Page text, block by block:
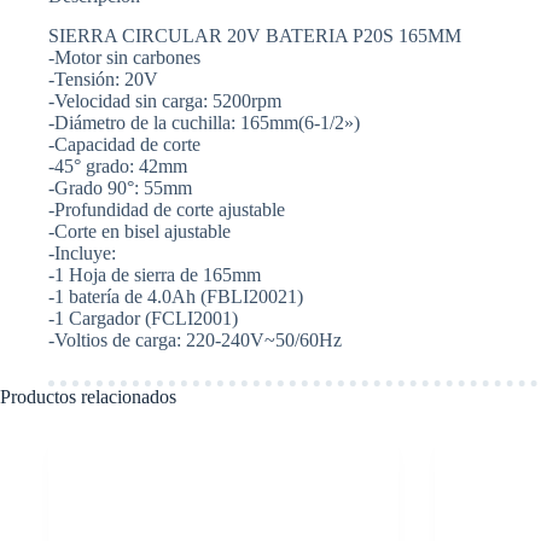
BATERIA
CON
CARG
X1
BAT
X1
INGCO
CSLI16521
cantidad
SIERRA CIRCULAR 20V BATERIA P20S 165MM
-Motor sin carbones
-Tensión: 20V
-Velocidad sin carga: 5200rpm
-Diámetro de la cuchilla: 165mm(6-1/2»)
-Capacidad de corte
-45° grado: 42mm
-Grado 90°: 55mm
-Profundidad de corte ajustable
-Corte en bisel ajustable
-Incluye:
-1 Hoja de sierra de 165mm
-1 batería de 4.0Ah (FBLI20021)
-1 Cargador (FCLI2001)
-Voltios de carga: 220-240V~50/60Hz
Productos relacionados